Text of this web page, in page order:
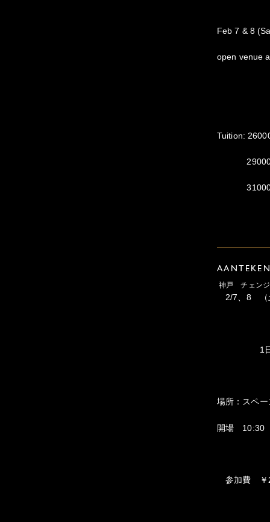
Feb 7 & 8
open venue
Tuition:
神戸 チェンジ
2/7、8 （
1日参加
場所：スペ
開場
参加費 ￥